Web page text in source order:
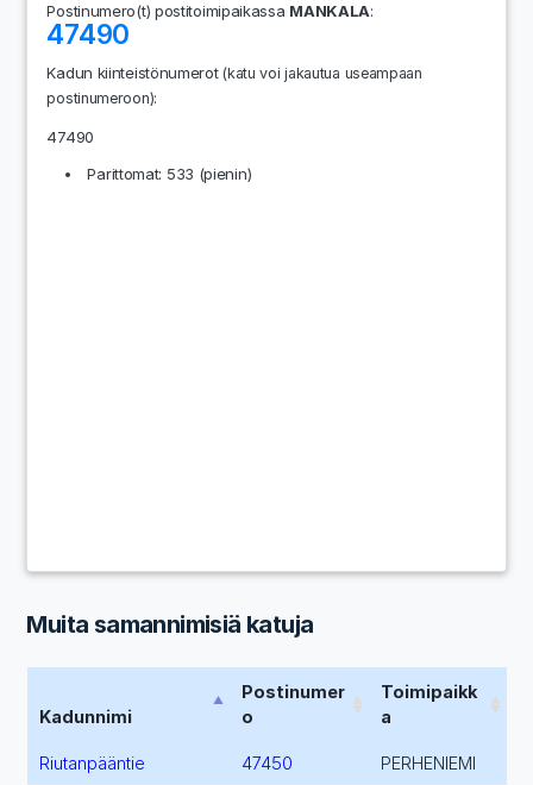
Postinumero(t) postitoimipaikassa MANKALA:
47490
Kadun kiinteistönumerot(katu voi jakautua useampaan
postinumeroon):
47490
Parittomat: 533 (pienin)
Muita samannimisiä katuja
Kadunnimi
Postinumer
o
Toimipaikk
a
Riutanpääntie 47450 PERHENIEMI